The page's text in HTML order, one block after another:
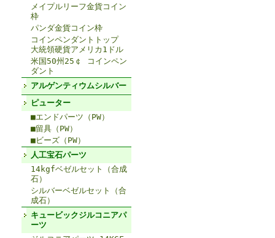
メイプルリーフ金貨コイン
枠
パンダ金貨コイン枠
コインペンダントトップ
大統領硬貨アメリカ1ドル
米国50州25￠ コインペン
ダント
アルゲンティウムシルバー
ピューター
■エンドパーツ（PW）
■留具（PW）
■ビーズ（PW）
人工宝石パーツ
14kgfベゼルセット（合成
石）
シルバーベゼルセット（合
成石）
キュービックジルコニアパ
ーツ